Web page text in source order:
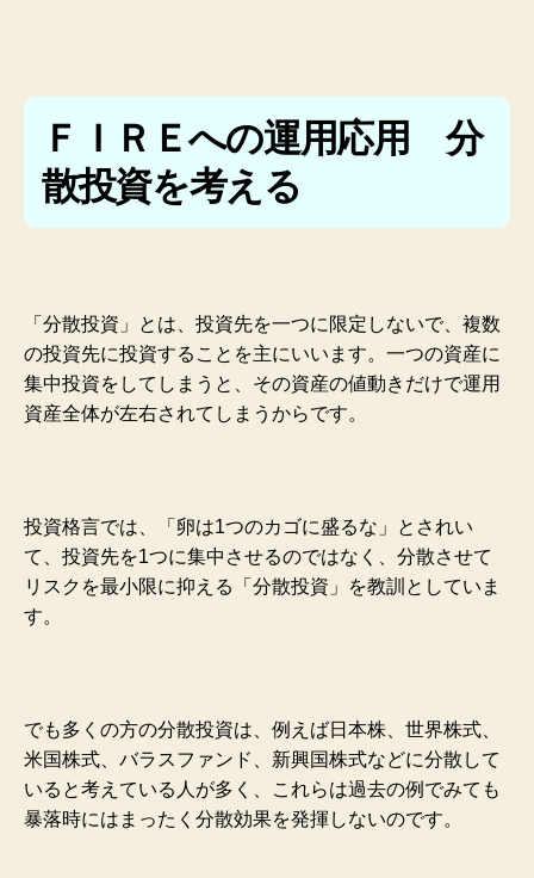
ＦＩＲＥへの運用応用 分
散投資を考える
「分散投資」とは、投資先を一つに限定しないで、複数
の投資先に投資することを主にいいます。一つの資産に
集中投資をしてしまうと、その資産の値動きだけで運用
資産全体が左右されてしまうからです。
投資格言では、「卵は1つのカゴに盛るな」とされい
て、投資先を1つに集中させるのではなく、分散させて
リスクを最小限に抑える「分散投資」を教訓としていま
す。
でも多くの方の分散投資は、例えば日本株、世界株式、
米国株式、バラスファンド、新興国株式などに分散して
いると考えている人が多く、これらは過去の例でみても
暴落時にはまったく分散効果を発揮しないのです。